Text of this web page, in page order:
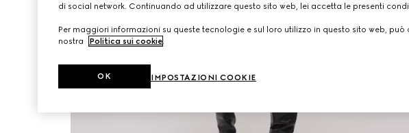
di social network. Continuando ad utilizzare questo sito web, lei accetta le presenti
Per maggiori informazioni su queste tecnologie e sul loro utilizzo in questo sito web, può
nostra
Politica sui cookie
IMPOSTAZIONI COOKIE
OK